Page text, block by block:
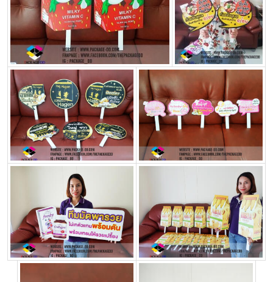
รับ
ผลิต
กล่อง
รับ
ผลิต
กล่อง
สบู่
Packaging
Design
รับ
ผลิต
ผลิต
กล่อง
เครื่อง